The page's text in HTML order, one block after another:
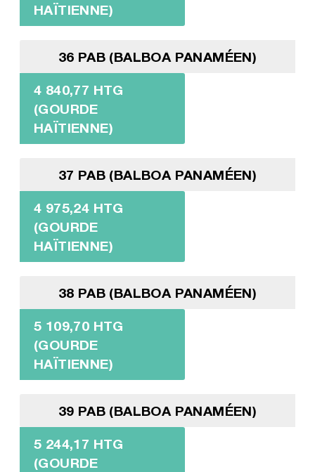
HAÏTIENNE)
36 PAB (BALBOA PANAMÉEN)
4 840,77 HTG
(GOURDE
HAÏTIENNE)
37 PAB (BALBOA PANAMÉEN)
4 975,24 HTG
(GOURDE
HAÏTIENNE)
38 PAB (BALBOA PANAMÉEN)
5 109,70 HTG
(GOURDE
HAÏTIENNE)
39 PAB (BALBOA PANAMÉEN)
5 244,17 HTG
(GOURDE